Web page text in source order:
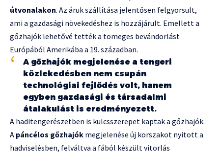
útvonalakon. Az áruk szállítása jelentősen felgyorsult,
ami a gazdasági növekedéshez is hozzájárult. Emellett a
gőzhajók lehetővé tették a tömeges bevándorlást
Európából Amerikába a 19. században.
A gőzhajók megjelenése a tengeri
közlekedésben nem csupán
technológiai fejlődés volt, hanem
egyben gazdasági és társadalmi
átalakulást is eredményezett.
A haditengerészetben is kulcsszerepet kaptak a gőzhajók.
A páncélos gőzhajók megjelenése új korszakot nyitott a
hadviselésben, felváltva a fából készült vitorlás